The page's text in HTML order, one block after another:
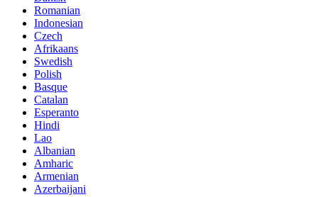
Romanian
Indonesian
Czech
Afrikaans
Swedish
Polish
Basque
Catalan
Esperanto
Hindi
Lao
Albanian
Amharic
Armenian
Azerbaijani